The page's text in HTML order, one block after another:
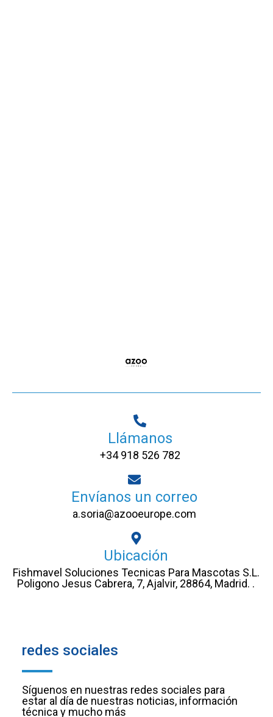
Llámanos
+34 918 526 782
Envíanos un correo
a.soria@azooeurope.com
Ubicación
Fishmavel Soluciones Tecnicas Para Mascotas S.L.
Poligono Jesus Cabrera, 7, Ajalvir, 28864, Madrid. .
redes sociales
Síguenos en nuestras redes sociales para
estar al día de nuestras noticias, información
técnica y mucho más